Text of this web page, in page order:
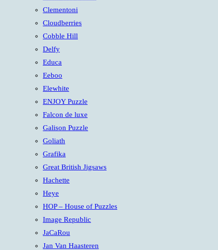
Clementoni
Cloudberries
Cobble Hill
Delfy
Educa
Eeboo
Elewhite
ENJOY Puzzle
Falcon de luxe
Galison Puzzle
Goliath
Grafika
Great British Jigsaws
Hachette
Heye
HOP – House of Puzzles
Image Republic
JaCaRou
Jan Van Haasteren